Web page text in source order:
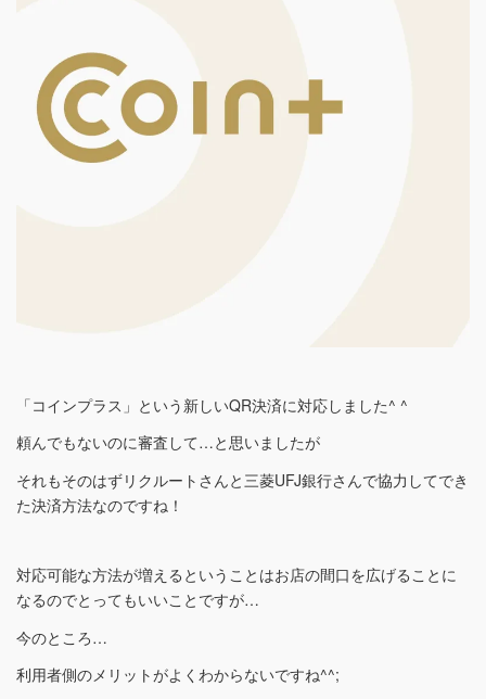
「コインプラス」という新しいQR決済に対応しました^ ^
頼んでもないのに審査して…と思いましたが
それもそのはずリクルートさんと三菱UFJ銀行さんで協力してでき
た決済方法なのですね！
対応可能な方法が増えるということはお店の間口を広げることに
なるのでとってもいいことですが…
今のところ…
利用者側のメリットがよくわからないですね^^;